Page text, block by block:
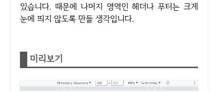
있습니다. 때문에 나머지 영역인 헤더나 푸터는 크게
눈에 띄지 않도록 만들 생각입니다.
미리보기